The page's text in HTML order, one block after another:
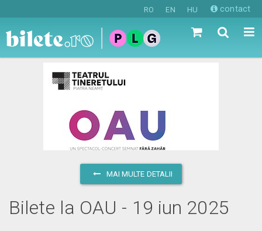
RO EN HU contact
MAI MULTE DETALII
Bilete la OAU - 19 iun 2025